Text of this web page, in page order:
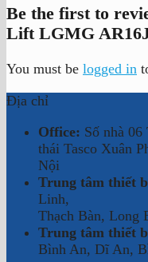
Be the first to
Lift LGMG
You must be logged in
Địa chỉ
Office: Số nhà
thái Tasco Xuân
Nội
Trung tâm thiết
Linh,
Thạch Bàn, Long
Trung tâm thiết
Bình An, Dĩ An,